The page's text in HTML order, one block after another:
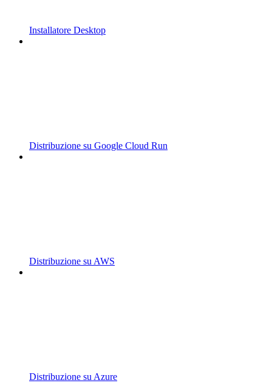
Installatore Desktop
Distribuzione su Google Cloud Run
Distribuzione su AWS
Distribuzione su Azure